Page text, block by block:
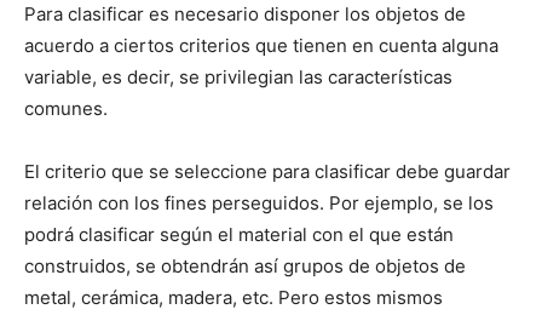
Para clasificar es necesario disponer los objetos de
acuerdo a ciertos criterios que tienen en cuenta alguna
variable, es decir, se privilegian las características
comunes.
El criterio que se seleccione para clasificar debe guardar
relación con los fines perseguidos. Por ejemplo, se los
podrá clasificar según el material con el que están
construidos, se obtendrán así grupos de objetos de
metal, cerámica, madera, etc. Pero estos mismos